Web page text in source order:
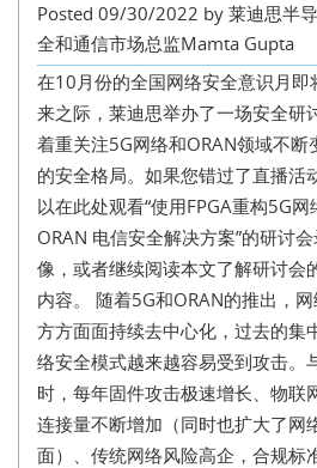
Posted 09/30/2022 by 莱迪思半
全和通信市场总监Mamta Gupta
在10月份的全国网络安全意识月即
来之际，莱迪思举办了一场安全研
着重关注5G网络和ORAN领域不断
的安全格局。如果您错过了直播活
以在此处观看“使用FPGA重构5G网
ORAN 电信安全解决方案”的研讨
像，或者继续阅读本文了解研讨会
内容。 随着5G和ORAN的推出，
方方面面持续去中心化，过去的集
络安全模式越来越容易受到攻击。
时，每年固件攻击极速增长、物联
连接量不断增加（同时也扩大了网
面）、传统网络风险高企，合规标